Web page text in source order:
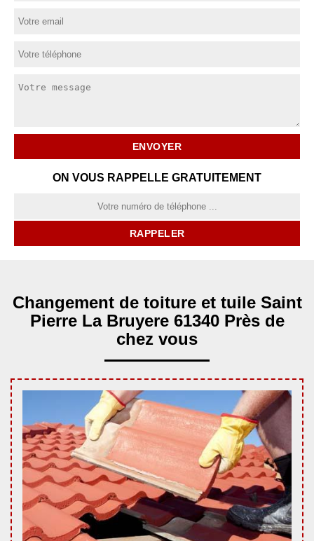
ON VOUS RAPPELLE GRATUITEMENT
Changement de toiture et tuile Saint
Pierre La Bruyere 61340 Près de
chez vous